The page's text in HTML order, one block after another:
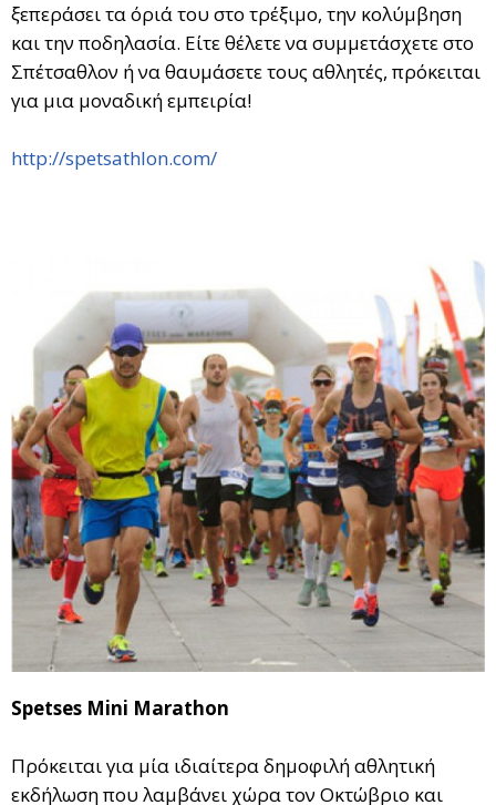
ξεπεράσει τα όριά του στο τρέξιμο, την κολύμβηση
και την ποδηλασία. Είτε θέλετε να συμμετάσχετε στο
Σπέτσαθλον ή να θαυμάσετε τους αθλητές, πρόκειται
για μια μοναδική εμπειρία!
http://spetsathlon.com/
Spetses Mini Marathon
Πρόκειται για μία ιδιαίτερα δημοφιλή αθλητική
εκδήλωση που λαμβάνει χώρα τον Οκτώβριο και